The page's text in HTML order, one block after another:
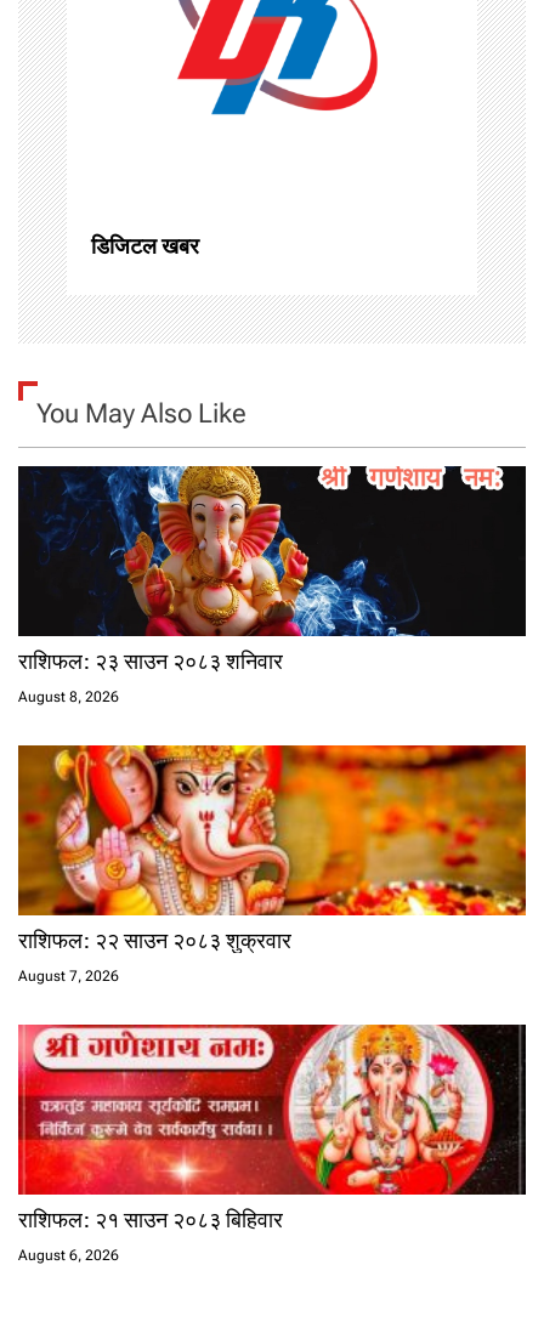
g
a
t
i
o
n
डिजिटल खबर
You May Also Like
राशिफल: २३ साउन २०८३ शनिवार
August 8, 2026
राशिफल: २२ साउन २०८३ शुक्रवार
August 7, 2026
राशिफल: २१ साउन २०८३ बिहिवार
August 6, 2026